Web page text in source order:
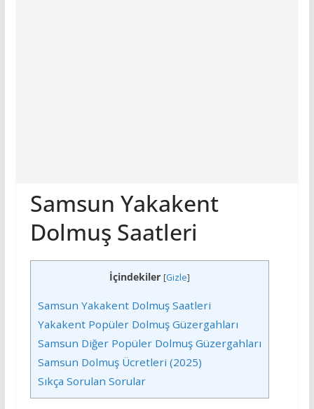
Samsun Yakakent
Dolmuş Saatleri
İçindekiler [Gizle]
Samsun Yakakent Dolmuş Saatleri
Yakakent Popüler Dolmuş Güzergahları
Samsun Diğer Popüler Dolmuş Güzergahları
Samsun Dolmuş Ücretleri (2025)
Sıkça Sorulan Sorular